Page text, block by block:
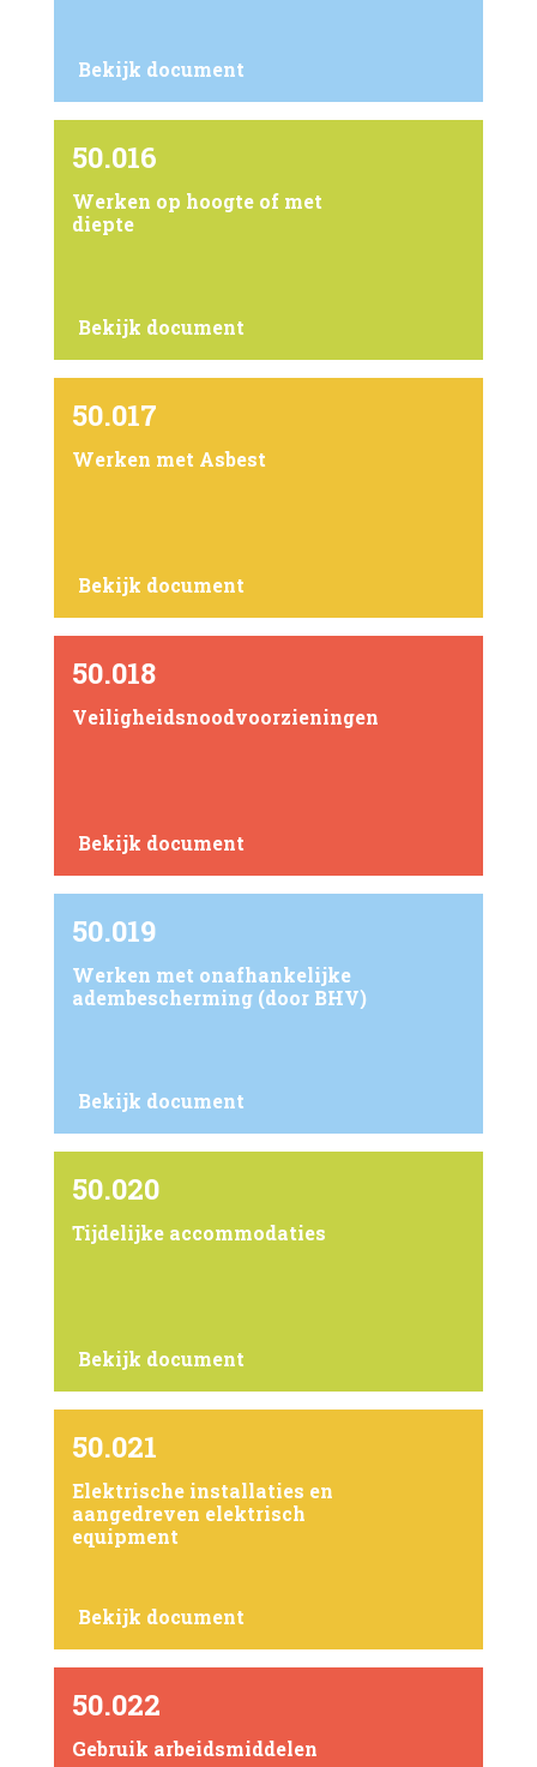
Bekijk document
50.016
Werken op hoogte of met
diepte
Bekijk document
50.017
Werken met Asbest
Bekijk document
50.018
Veiligheidsnoodvoorzieningen
Bekijk document
50.019
Werken met onafhankelijke
adembescherming (door BHV)
Bekijk document
50.020
Tijdelijke accommodaties
Bekijk document
50.021
Elektrische installaties en
aangedreven elektrisch
equipment
Bekijk document
50.022
Gebruik arbeidsmiddelen